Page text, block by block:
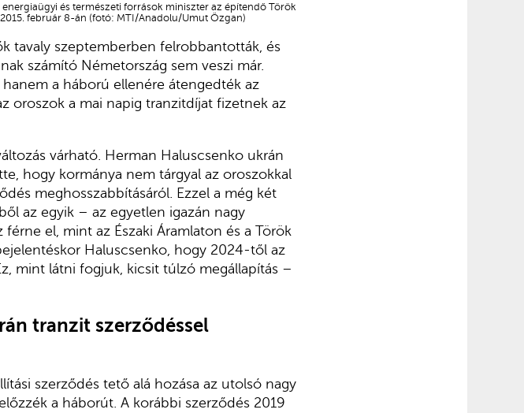
energiaügyi és természeti források miniszter az építendő Török
február 8-án (fotó: MTI/Anadolu/Umut Özgan)
tavaly szeptemberben felrobbantották, és
számító Németország sem veszi már.
a háború ellenére átengedték az
oroszok a mai napig tranzitdíjat fizetnek az
várható. Herman Haluscsenko ukrán
hogy kormánya nem tárgyal az oroszokkal
meghosszabbításáról. Ezzel a még két
az egyik – az egyetlen igazán nagy
el, mint az Északi Áramlaton és a Török
Haluscsenko, hogy 2024-től az
mint látni fogjuk, kicsit túlzó megállapítás –
tranzit szerződéssel
szerződés tető alá hozása az utolsó nagy
a háborút. A korábbi szerződés 2019